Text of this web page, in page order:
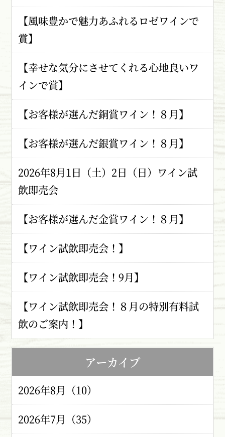
【風味豊かで魅力あふれるロゼワインで
賞】
【幸せな気分にさせてくれる心地良いワ
インで賞】
【お客様が選んだ銅賞ワイン！８月】
【お客様が選んだ銀賞ワイン！８月】
2026年8月1日（土）2日（日）ワイン試
飲即売会
【お客様が選んだ金賞ワイン！８月】
【ワイン試飲即売会！】
【ワイン試飲即売会！9月】
【ワイン試飲即売会！８月の特別有料試
飲のご案内！】
アーカイブ
2026年8月（10）
2026年7月（35）